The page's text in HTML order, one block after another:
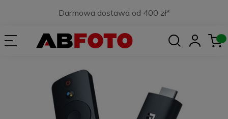
Darmowa dostawa od 400 zł*